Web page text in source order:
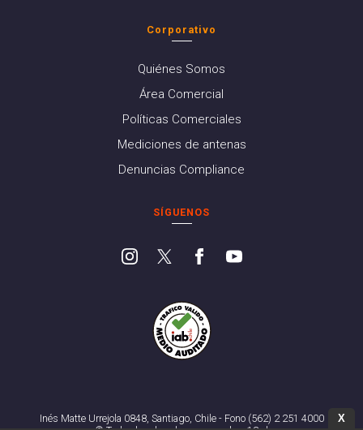
Corporativo
Quiénes Somos
Área Comercial
Políticas Comerciales
Mediciones de antenas
Denuncias Compliance
SÍGUENOS
Inés Matte Urrejola 0848, Santiago, Chile - Fono (562) 2 251 4000
X